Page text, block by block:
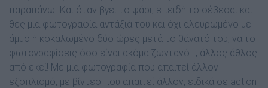
παραπάνω. Και όταν βγει το ψάρι, επειδή το σέβεσαι και
θες µια φωτογραφία αντάξιά του και όχι αλευρωµένο µε
άµµο ή κοκαλωµένο δύο ώρες µετά το θάνατό του, να το
φωτογραφίσεις όσο είναι ακόµα ζωντανό…, άλλος άθλος
από εκεί! Με µια φωτογραφία που απαιτεί άλλον
εξοπλισµό, µε βίντεο που απαιτεί άλλον, ειδικά σε action